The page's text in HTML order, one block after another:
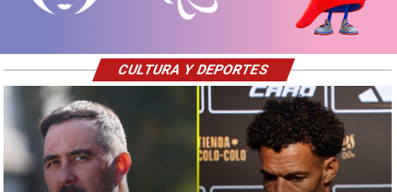
CULTURA Y DEPORTES